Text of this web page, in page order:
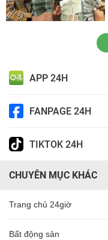
APP 24H
FANPAGE 24H
TIKTOK 24H
CHUYÊN MỤC KHÁC
Trang chủ 24giờ
Bất động sản